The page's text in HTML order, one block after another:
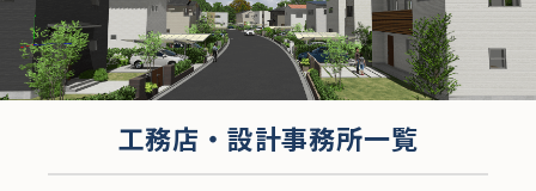
工務店・設計事務所一覧